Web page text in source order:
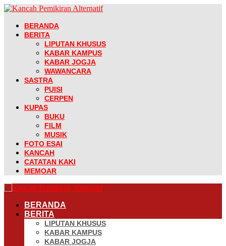
BERANDA
BERITA
LIPUTAN KHUSUS
KABAR KAMPUS
KABAR JOGJA
WAWANCARA
SASTRA
PUISI
CERPEN
KUPAS
BUKU
FILM
MUSIK
FOTO ESAI
KANCAH
CATATAN KAKI
MEMOAR
BERANDA
BERITA
LIPUTAN KHUSUS
KABAR KAMPUS
KABAR JOGJA